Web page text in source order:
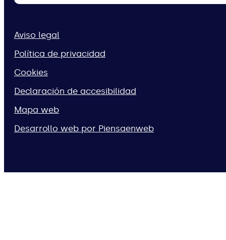
Aviso legal
Política de privacidad
Cookies
Declaración de accesibilidad
Mapa web
Desarrollo web por Piensaenweb